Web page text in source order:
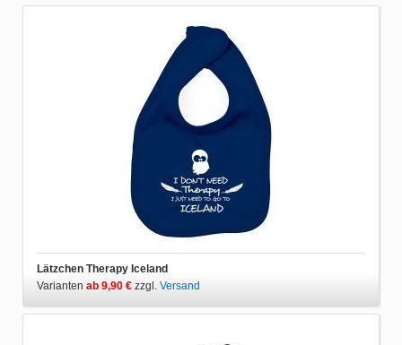
Lätzchen Therapy Iceland
Varianten ab 9,90 € zzgl. Versand